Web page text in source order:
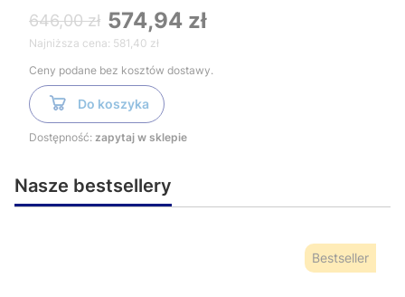
646,00 zł 574,94 zł
Najniższa cena: 581,40 zł
Ceny podane bez kosztów dostawy.
Do koszyka
Dostępność: zapytaj w sklepie
Nasze bestsellery
Bestseller